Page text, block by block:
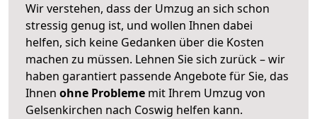
Wir verstehen, dass der Umzug an sich schon
stressig genug ist, und wollen Ihnen dabei
helfen, sich keine Gedanken über die Kosten
machen zu müssen. Lehnen Sie sich zurück – wir
haben garantiert passende Angebote für Sie, das
Ihnen ohne Probleme mit Ihrem Umzug von
Gelsenkirchen nach Coswig helfen kann.